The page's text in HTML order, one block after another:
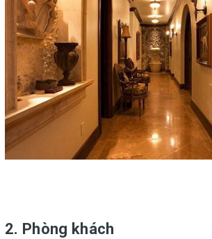
2. Phòng khách